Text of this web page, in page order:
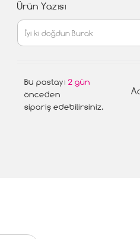
Ürün Yazısı
Bu pastayı 2 gün
önceden
sipariş edebilirsiniz.